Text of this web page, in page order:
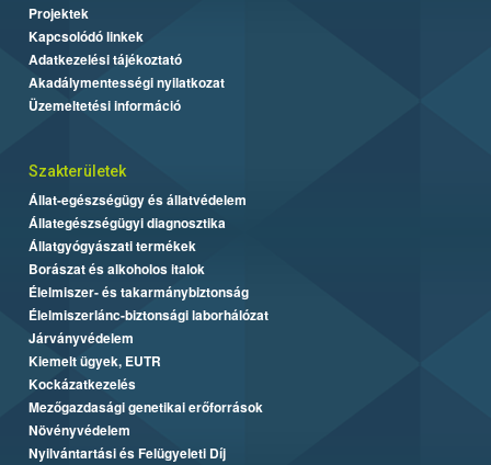
Projektek
Kapcsolódó linkek
Adatkezelési tájékoztató
Akadálymentességi nyilatkozat
Üzemeltetési információ
Szakterületek
Állat-egészségügy és állatvédelem
Állategészségügyi diagnosztika
Állatgyógyászati termékek
Borászat és alkoholos italok
Élelmiszer- és takarmánybiztonság
Élelmiszerlánc-biztonsági laborhálózat
Járványvédelem
Kiemelt ügyek, EUTR
Kockázatkezelés
Mezőgazdasági genetikai erőforrások
Növényvédelem
Nyilvántartási és Felügyeleti Díj